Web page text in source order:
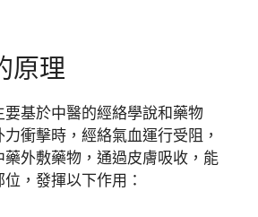
原理
要基於中醫的經絡學說和藥物
衝擊時，經絡氣血運行受阻，
藥外敷藥物，通過皮膚吸收，能
，發揮以下作用：